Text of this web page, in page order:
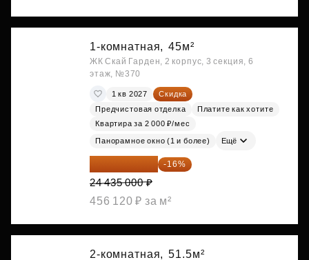
1-комнатная, 45м²
ЖК Скай Гарден, 2 корпус, 3 секция, 6
этаж, №370
1 кв 2027
Скидка
Предчистовая отделка
Платите как хотите
Квартира за 2 000 ₽/мес
Панорамное окно (1 и более) Ещё
20 525 400 ₽ -16%
24 435 000 ₽
456 120 ₽ за м²
2-комнатная, 51.5м²